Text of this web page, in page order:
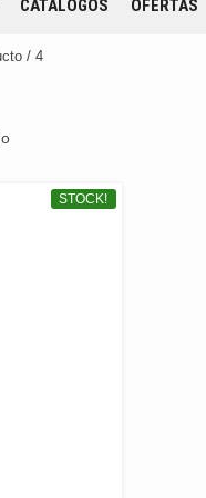
CATÁLOGOS OFERTAS
/ 4
STOCK!